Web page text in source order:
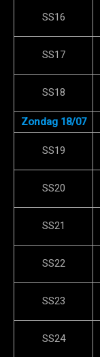
SS16
SS17
SS18
Zondag 18/07
SS19
SS20
SS21
SS22
SS23
SS24